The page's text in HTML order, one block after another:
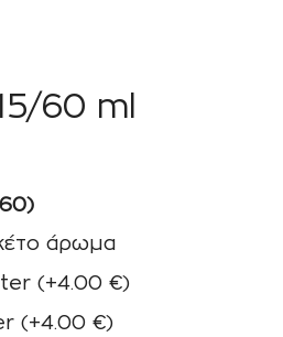
60 ml
άρωμα
(+4.00 €)
(+4.00 €)